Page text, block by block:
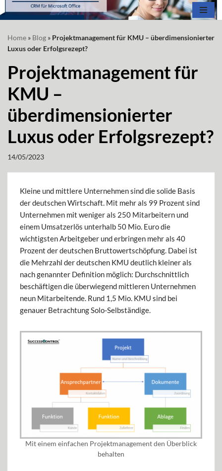
Inhalt
springen
Home » Blog » Projektmanagement für KMU – überdimensionierter
Luxus oder Erfolgsrezept?
Projektmanagement für
KMU –
überdimensionierter
Luxus oder Erfolgsrezept?
14/05/2023
Kleine und mittlere Unternehmen sind die solide Basis
der deutschen Wirtschaft. Mit mehr als 99 Prozent sind
Unternehmen mit weniger als 250 Mitarbeitern und
einem Umsatzerlös unterhalb 50 Mio. Euro die
wichtigsten Arbeitgeber und erbringen mehr als 40
Prozent der deutschen Bruttowertschöpfung. Dabei ist
die Mehrzahl der deutschen KMU deutlich kleiner als
nach genannter Definition möglich: Durchschnittlich
beschäftigen die überwiegend mittleren Unternehmen
neun Mitarbeitende. Rund 1,5 Mio. KMU sind bei
genauer Betrachtung Solo-Selbständige.
Mit einem einfachen Projektmanagement den Überblick
behalten